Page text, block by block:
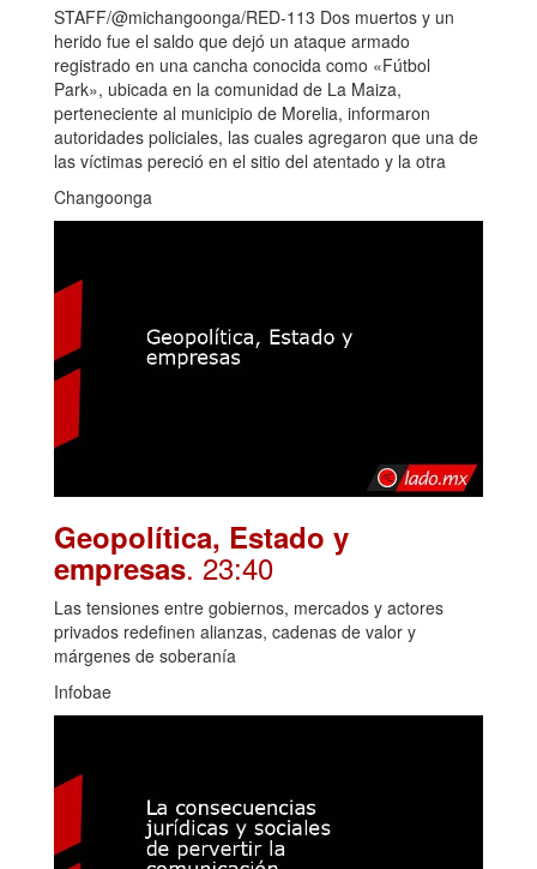
STAFF/@michangoonga/RED-113 Dos muertos y un
herido fue el saldo que dejó un ataque armado
registrado en una cancha conocida como «Fútbol
Park», ubicada en la comunidad de La Maiza,
perteneciente al municipio de Morelia, informaron
autoridades policiales, las cuales agregaron que una de
las víctimas pereció en el sitio del atentado y la otra
Changoonga
Geopolítica, Estado y
empresas. 23:40
Las tensiones entre gobiernos, mercados y actores
privados redefinen alianzas, cadenas de valor y
márgenes de soberanía
Infobae